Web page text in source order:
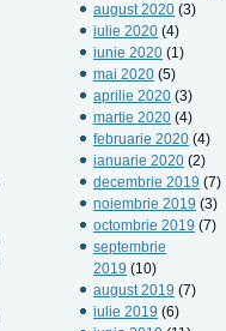
august 2020 (3)
iulie 2020 (4)
iunie 2020 (1)
mai 2020 (5)
aprilie 2020 (3)
martie 2020 (4)
februarie 2020 (4)
ianuarie 2020 (2)
decembrie 2019 (7)
noiembrie 2019 (3)
octombrie 2019 (7)
septembrie
2019 (10)
august 2019 (7)
iulie 2019 (6)